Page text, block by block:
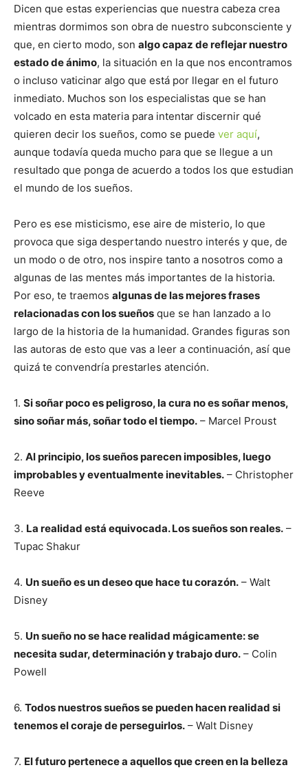
Dicen que estas experiencias que nuestra cabeza crea
mientras dormimos son obra de nuestro subconsciente y
que, en cierto modo, son algo capaz de reflejar nuestro
estado de ánimo, la situación en la que nos encontramos
o incluso vaticinar algo que está por llegar en el futuro
inmediato. Muchos son los especialistas que se han
volcado en esta materia para intentar discernir qué
quieren decir los sueños, como se puede ver aquí,
aunque todavía queda mucho para que se llegue a un
resultado que ponga de acuerdo a todos los que estudian
el mundo de los sueños.
Pero es ese misticismo, ese aire de misterio, lo que
provoca que siga despertando nuestro interés y que, de
un modo o de otro, nos inspire tanto a nosotros como a
algunas de las mentes más importantes de la historia.
Por eso, te traemos algunas de las mejores frases
relacionadas con los sueños que se han lanzado a lo
largo de la historia de la humanidad. Grandes figuras son
las autoras de esto que vas a leer a continuación, así que
quizá te convendría prestarles atención.
1. Si soñar poco es peligroso, la cura no es soñar menos,
sino soñar más, soñar todo el tiempo. – Marcel Proust
2. Al principio, los sueños parecen imposibles, luego
improbables y eventualmente inevitables. – Christopher
Reeve
3. La realidad está equivocada. Los sueños son reales. –
Tupac Shakur
4. Un sueño es un deseo que hace tu corazón. – Walt
Disney
5. Un sueño no se hace realidad mágicamente: se
necesita sudar, determinación y trabajo duro. – Colin
Powell
6. Todos nuestros sueños se pueden hacen realidad si
tenemos el coraje de perseguirlos. – Walt Disney
7. El futuro pertenece a aquellos que creen en la belleza